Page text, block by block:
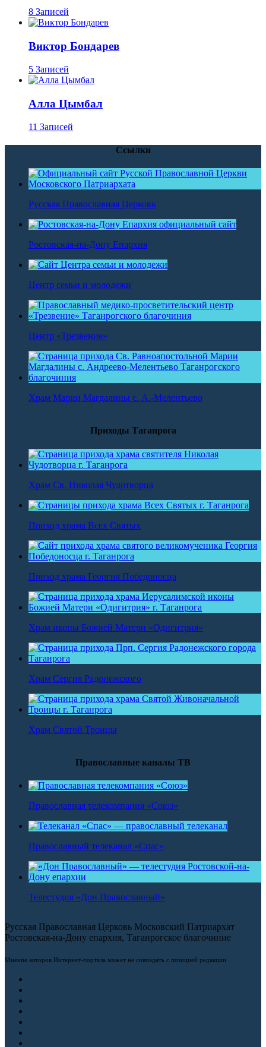
8 Записей
Виктор Бондарев
5 Записей
Алла Цымбал
11 Записей
Ссылки
Русская Православная Церковь
Ростовская-на-Дону Епархия
Центр семьи и молодежи
Центр «Трезвение»
Храм Марии Магдалины с. А.-Мелентьево
Приходы Таганрога
Храм Св. Николая Чудотворца
Приход храма Всех Святых
Приход храма Георгия Победоносца
Храм иконы Божией Матери «Одигитрия»
Храм Сергия Радонежского
Храм Святой Троицы
Православные каналы ТВ
Православная телекомпания «Союз»
Православный телеканал «Спас»
Телестудия «Дон Православный»
Русская Православная Церковь Московский Патриархат
Ростовская-на-Дону епархия, Таганрогское благочиние
Мнение авторов Интернет-портала может не совпадать с позицией редакции